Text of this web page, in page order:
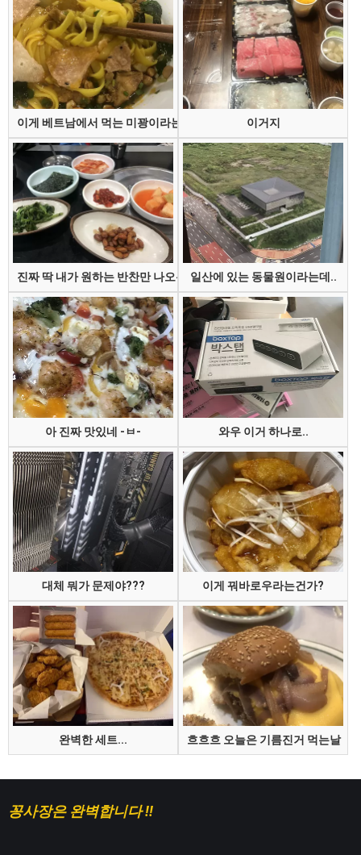
이게 베트남에서 먹는 미꽝이라는 건데 이거지
진짜 딱 내가 원하는 반찬만 나오는 집일산에 있는 동물원이라는데..
아 진짜 맛있네 -ㅂ- 와우 이거 하나로..
대체 뭐가 문제야??? 이게 꿔바로우라는건가?
완벽한 세트... 흐흐흐 오늘은 기름진거 먹는날
꽁사장은 완벽합니다 !!